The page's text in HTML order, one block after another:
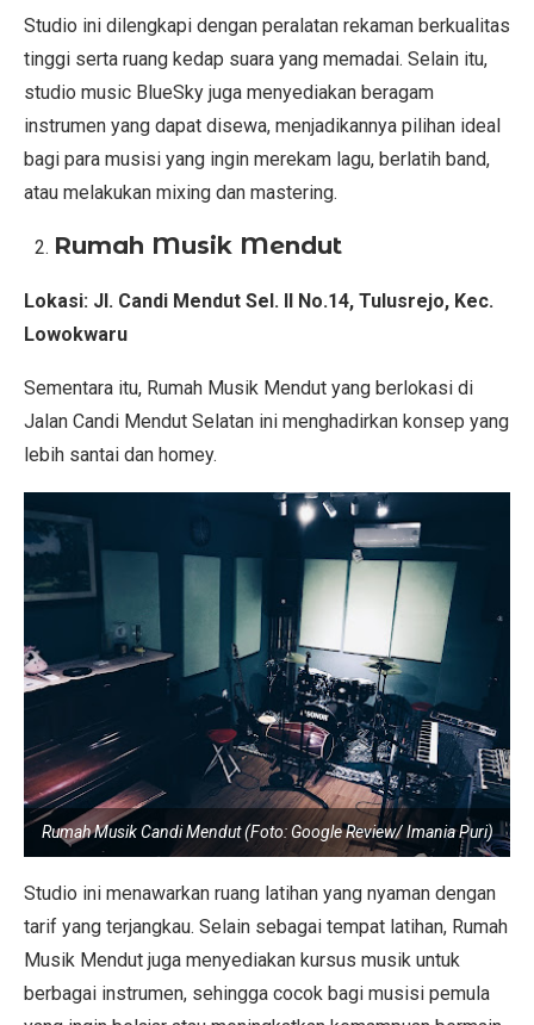
Studio ini dilengkapi dengan peralatan rekaman berkualitas
tinggi serta ruang kedap suara yang memadai. Selain itu,
studio music BlueSky juga menyediakan beragam
instrumen yang dapat disewa, menjadikannya pilihan ideal
bagi para musisi yang ingin merekam lagu, berlatih band,
atau melakukan mixing dan mastering.
Rumah Musik Mendut
Lokasi: Jl. Candi Mendut Sel. II No.14, Tulusrejo, Kec.
Lowokwaru
Sementara itu, Rumah Musik Mendut yang berlokasi di
Jalan Candi Mendut Selatan ini menghadirkan konsep yang
lebih santai dan homey.
Rumah Musik Candi Mendut (Foto: Google Review/ Imania Puri)
Studio ini menawarkan ruang latihan yang nyaman dengan
tarif yang terjangkau. Selain sebagai tempat latihan, Rumah
Musik Mendut juga menyediakan kursus musik untuk
berbagai instrumen, sehingga cocok bagi musisi pemula